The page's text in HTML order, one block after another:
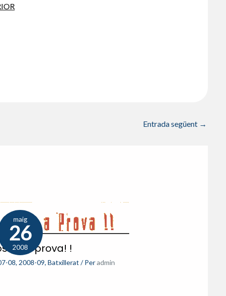
Entrada següent →
maig
26
2008t a prova! !
08, 2008-09,Batxillerat / Per admin